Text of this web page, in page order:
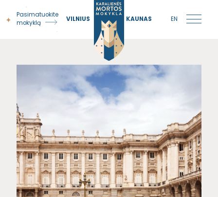
Pasimatuokite
mokyklą
VILNIUS KAUNAS EN